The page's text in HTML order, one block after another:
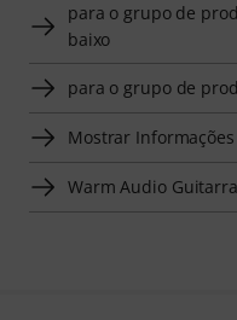
para o grupo de
baixo
para o grupo de
Mostrar
Warm Audio